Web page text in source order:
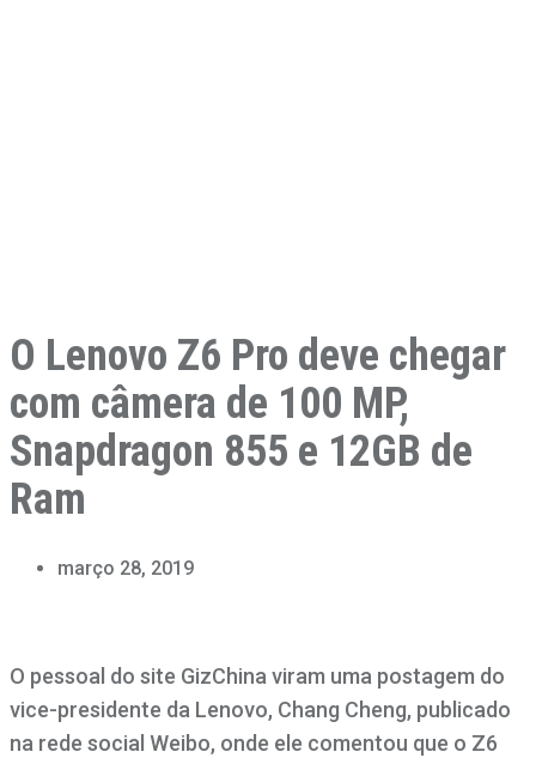
O Lenovo Z6 Pro deve chegar
com câmera de 100 MP,
Snapdragon 855 e 12GB de
Ram
março 28, 2019
O pessoal do site GizChina viram uma postagem do
vice-presidente da Lenovo, Chang Cheng, publicado
na rede social Weibo, onde ele comentou que o Z6